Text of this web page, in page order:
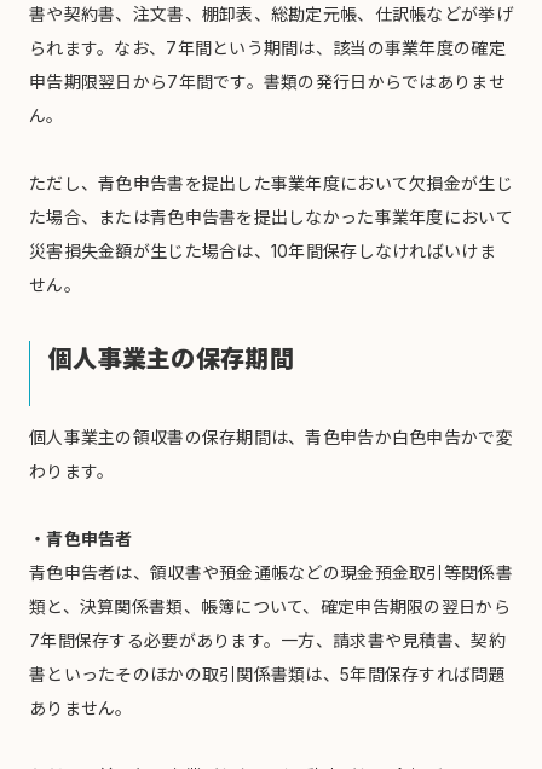
書や契約書、注文書、棚卸表、総勘定元帳、仕訳帳などが挙げ
られます。なお、7年間という期間は、該当の事業年度の確定
申告期限翌日から7年間です。書類の発行日からではありませ
ん。
ただし、青色申告書を提出した事業年度において欠損金が生じ
た場合、または青色申告書を提出しなかった事業年度において
災害損失金額が生じた場合は、10年間保存しなければいけま
せん。
個人事業主の保存期間
個人事業主の領収書の保存期間は、青色申告か白色申告かで変
わります。
・青色申告者
青色申告者は、領収書や預金通帳などの現金預金取引等関係書
類と、決算関係書類、帳簿について、確定申告期限の翌日から
7年間保存する必要があります。一方、請求書や見積書、契約
書といったそのほかの取引関係書類は、5年間保存すれば問題
ありません。